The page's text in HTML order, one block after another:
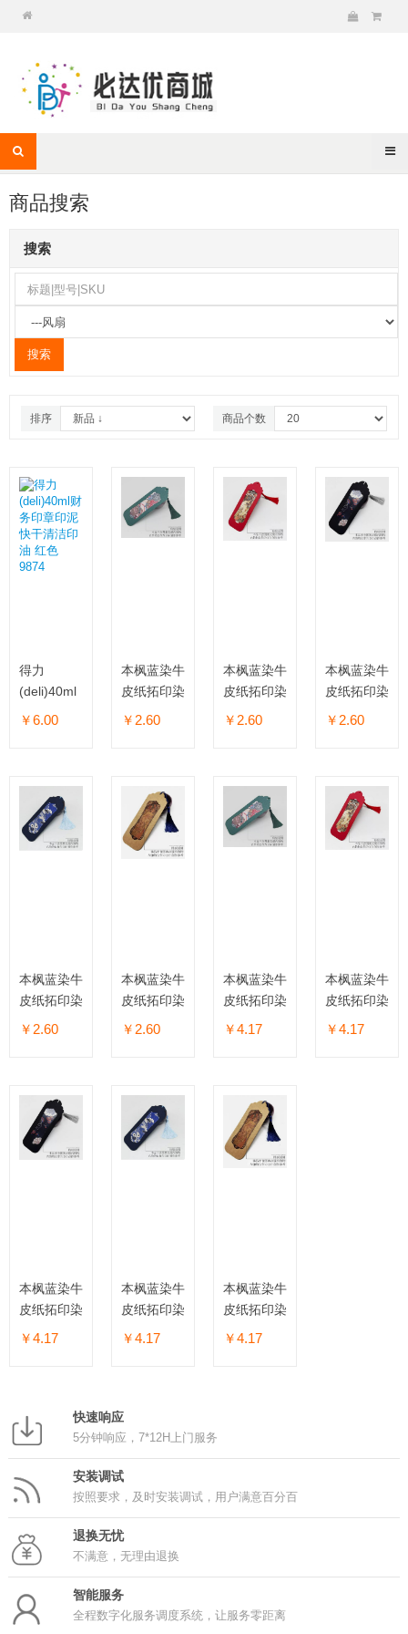
商品搜索
搜索
排序 商品个数
得力
(deli)40ml
财务印章印
￥6.00
本枫蓝染牛
皮纸拓印染
书签
￥2.60
本枫蓝染牛
皮纸拓印染
书签
￥2.60
本枫蓝染牛
皮纸拓印染
书签
￥2.60
本枫蓝染牛
皮纸拓印染
书签
￥2.60
本枫蓝染牛
皮纸拓印染
书签
￥2.60
本枫蓝染牛
皮纸拓印染
书签
￥4.17
本枫蓝染牛
皮纸拓印染
书签
￥4.17
本枫蓝染牛
皮纸拓印染
书签
￥4.17
本枫蓝染牛
皮纸拓印染
书签
￥4.17
本枫蓝染牛
皮纸拓印染
书签
￥4.17
快速响应
5分钟响应，7*12H上门服务
安装调试
按照要求，及时安装调试，用户满意百分百
退换无忧
不满意，无理由退换
智能服务
全程数字化服务调度系统，让服务零距离